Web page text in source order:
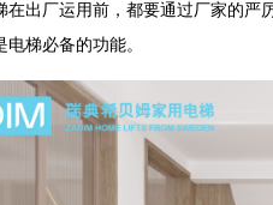
厂运用前，都要通过厂家的严
梯必备的功能。